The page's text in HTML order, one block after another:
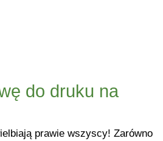
do druku na
prawie wszyscy! Zarówno